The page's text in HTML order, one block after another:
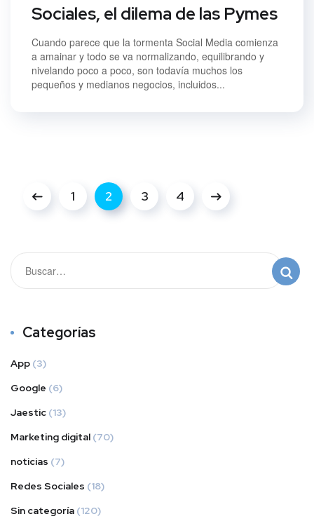
Sociales, el dilema de las Pymes
Cuando parece que la tormenta Social Media comienza
a amainar y todo se va normalizando, equilibrando y
nivelando poco a poco, son todavía muchos los
pequeños y medianos negocios, incluidos...
1 2 3 4
Categorías
App (3)
Google (6)
Jaestic (13)
Marketing digital (70)
noticias (7)
Redes Sociales (18)
Sin categoría (120)